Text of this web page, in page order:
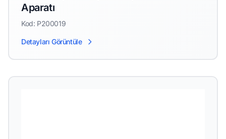
Aparatı
Kod: P200019
Detayları Görüntüle